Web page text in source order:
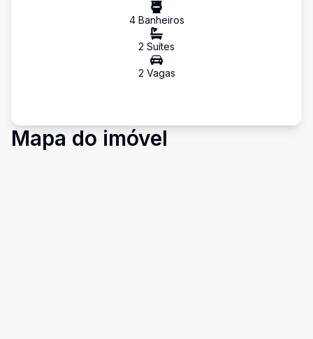
4Banheiros
2 Suítes
2 Vagas
Mapa do imóvel